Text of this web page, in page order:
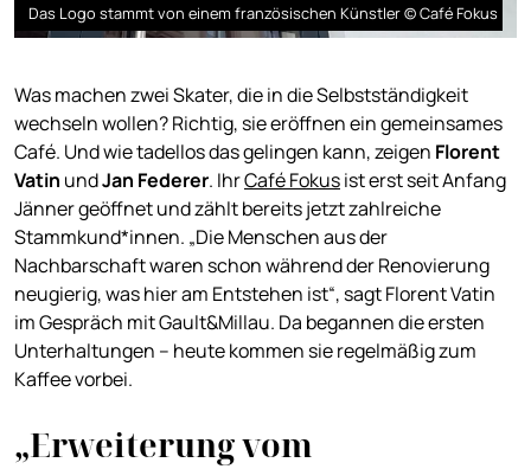
Das Logo stammt von einem französischen Künstler © Café Fokus
Was machen zwei Skater, die in die Selbstständigkeit
wechseln wollen? Richtig, sie eröffnen ein gemeinsames
Café. Und wie tadellos das gelingen kann, zeigen Florent
Vatin undJan Federer. IhrCafé Fokusist erst seit Anfang
Jänner geöffnet und zählt bereits jetzt zahlreiche
Stammkund*innen. „Die Menschen aus der
Nachbarschaft waren schon während der Renovierung
neugierig, was hier am Entstehen ist“, sagt Florent Vatin
im Gespräch mit Gault&Millau. Da begannen die ersten
Unterhaltungen – heute kommen sie regelmäßig zum
Kaffee vorbei.
„Erweiterung vom